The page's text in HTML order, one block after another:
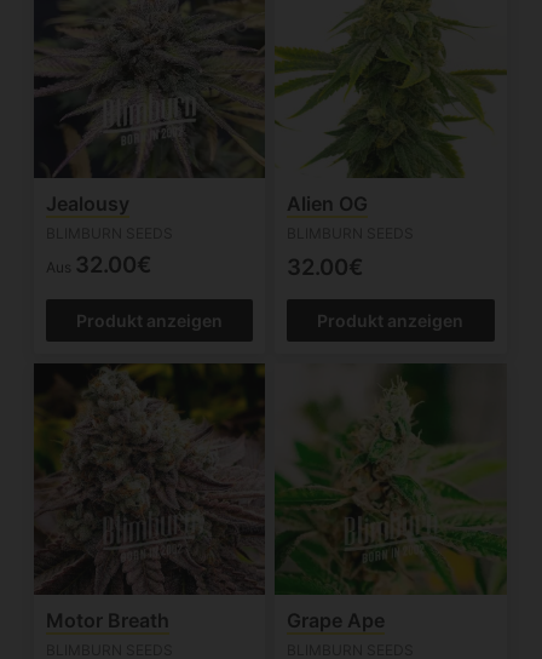
Jealousy
Aus 32.00€
Produkt anzeigen
Alien OG
32.00€
Produkt anzeigen
Motor Breath Grape Ape